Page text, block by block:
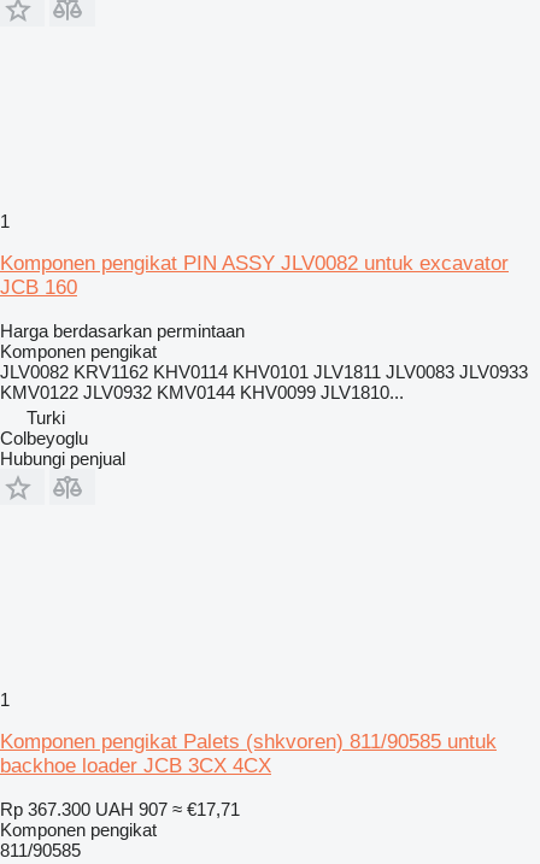
1
Komponen pengikat PIN ASSY JLV0082 untuk excavator
JCB 160
Harga berdasarkan permintaan
Komponen pengikat
JLV0082 KRV1162 KHV0114 KHV0101 JLV1811 JLV0083 JLV0933
KMV0122 JLV0932 KMV0144 KHV0099 JLV1810...
Turki
Colbeyoglu
Hubungi penjual
1
Komponen pengikat Palets (shkvoren) 811/90585 untuk
backhoe loader JCB 3CX 4CX
Rp 367.300 UAH 907 ≈ €17,71
Komponen pengikat
811/90585